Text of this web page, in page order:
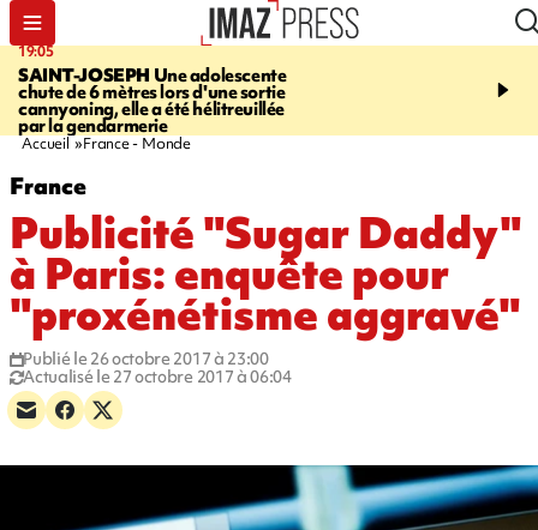
19:05
SAINT-JOSEPH Une adolescente
chute de 6 mètres lors d'une sortie
cannyoning, elle a été hélitreuillée
par la gendarmerie
20:44
rouée de coups,
Accueil France - Monde
France
Publicité "Sugar Daddy"
à Paris: enquête pour
"proxénétisme aggravé"
Publié le 26 octobre 2017 à 23:00
Actualisé le 27 octobre 2017 à 06:04